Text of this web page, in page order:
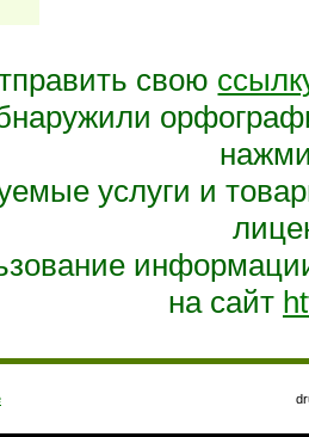
свою
услуги и
на сайт